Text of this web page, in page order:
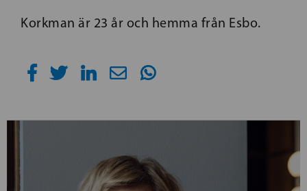
Korkman är 23 år och hemma från Esbo.